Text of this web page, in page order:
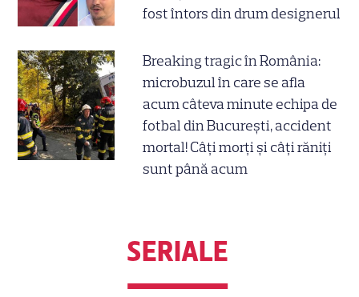
fost întors din drum designerul
Breaking tragic în România:
microbuzul în care se afla
acum câteva minute echipa de
fotbal din București, accident
mortal! Câți morți și câți răniți
sunt până acum
SERIALE